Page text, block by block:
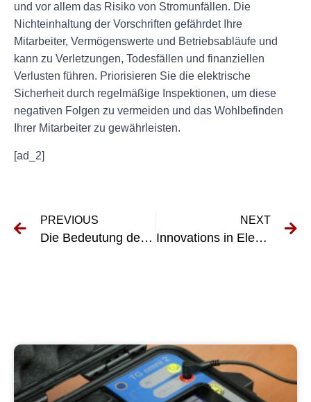
und vor allem das Risiko von Stromunfällen. Die
Nichteinhaltung der Vorschriften gefährdet Ihre
Mitarbeiter, Vermögenswerte und Betriebsabläufe und
kann zu Verletzungen, Todesfällen und finanziellen
Verlusten führen. Priorisieren Sie die elektrische
Sicherheit durch regelmäßige Inspektionen, um diese
negativen Folgen zu vermeiden und das Wohlbefinden
Ihrer Mitarbeiter zu gewährleisten.
[ad_2]
PREVIOUS
Die Bedeutung der E-Check-Copyright-Beratung verstehen
NEXT
Innovations in Electrical System Testing: A Guide to Prüfung elektrischer Anlagen Innovationsmanagement